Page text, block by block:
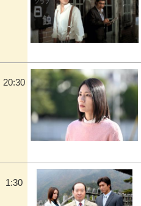
20:30
1:30